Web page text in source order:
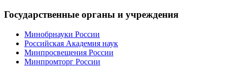
Государственные органы и учреждения
Минобрнауки России
Российская Академия наук
Минпросвещения России
Минпромторг России